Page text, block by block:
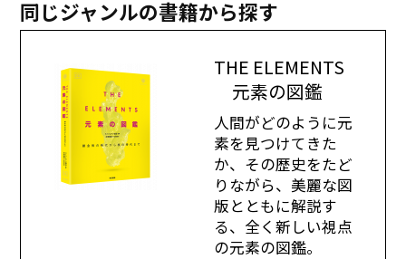
同じジャンルの書籍から探す
THE ELEMENTS
元素の図鑑
人間がどのように元
素を見つけてきた
か、その歴史をたど
りながら、美麗な図
版とともに解説す
る、全く新しい視点
の元素の図鑑。